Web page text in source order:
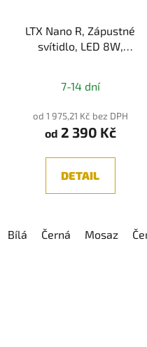
LTX Nano R, Zápustné
svítidlo, LED 8W,
7-14 dní
od 1 975,21 Kč bez DPH
od 2 390 Kč
DETAIL
Bílá Černá Mosaz